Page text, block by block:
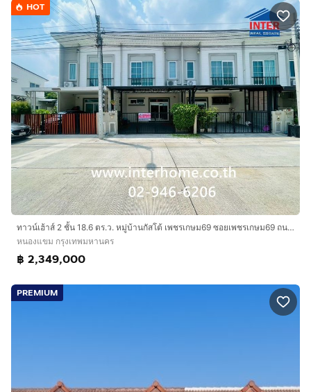
HOT
ทาวน์เฮ้าส์ 2 ชั้น 18.6 ตร.ว. หมู่บ้านกัสโต้ เพชรเกษม69 ซอยเพชรเกษม69 ถนนเลียบคลองภาษีเจริญฝั่งใต้ ถนนซอยเพชรเกษม69 เขตหนองแขม กรุงเทพมหานคร
หนองแขม กรุงเทพมหานคร
฿ 2,349,000
PREMIUM